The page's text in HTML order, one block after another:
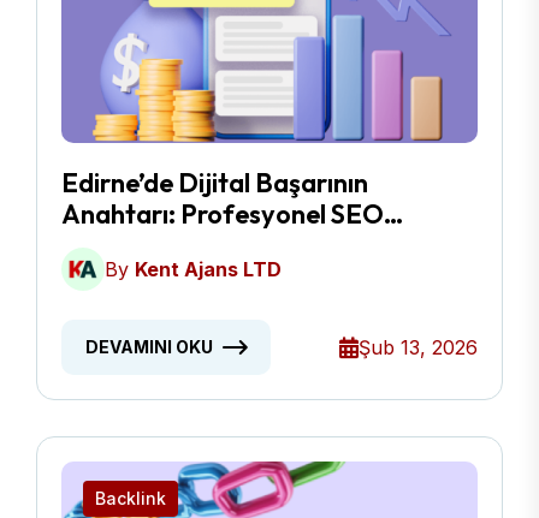
Edirne’de Dijital Başarının
Anahtarı: Profesyonel SEO
Hizmetleri
By Kent Ajans LTD
DEVAMINI OKU Şub 13, 2026
Backlink